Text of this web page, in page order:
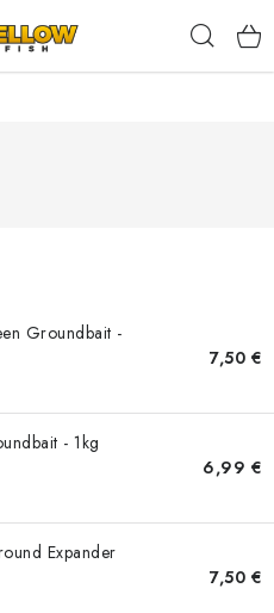
Groundbait -
7,50 €
- 1kg
6,99 €
Expander
7,50 €